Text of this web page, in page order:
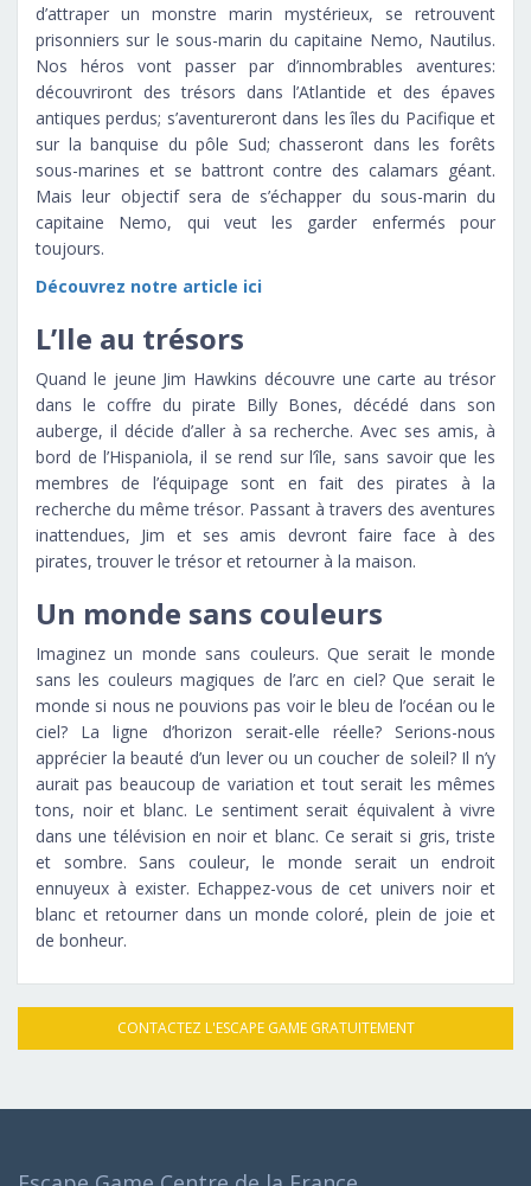
d’attraper un monstre marin mystérieux, se retrouvent
prisonniers sur le sous-marin du capitaine Nemo, Nautilus.
Nos héros vont passer par d’innombrables aventures:
découvriront des trésors dans l’Atlantide et des épaves
antiques perdus; s’aventureront dans les îles du Pacifique et
sur la banquise du pôle Sud; chasseront dans les forêts
sous-marines et se battront contre des calamars géant.
Mais leur objectif sera de s’échapper du sous-marin du
capitaine Nemo, qui veut les garder enfermés pour
toujours.
Découvrez notre article ici
L’Ile au trésors
Quand le jeune Jim Hawkins découvre une carte au trésor
dans le coffre du pirate Billy Bones, décédé dans son
auberge, il décide d’aller à sa recherche. Avec ses amis, à
bord de l’Hispaniola, il se rend sur l’île, sans savoir que les
membres de l’équipage sont en fait des pirates à la
recherche du même trésor. Passant à travers des aventures
inattendues, Jim et ses amis devront faire face à des
pirates, trouver le trésor et retourner à la maison.
Un monde sans couleurs
Imaginez un monde sans couleurs. Que serait le monde
sans les couleurs magiques de l’arc en ciel? Que serait le
monde si nous ne pouvions pas voir le bleu de l’océan ou le
ciel? La ligne d’horizon serait-elle réelle? Serions-nous
apprécier la beauté d’un lever ou un coucher de soleil? Il n’y
aurait pas beaucoup de variation et tout serait les mêmes
tons, noir et blanc. Le sentiment serait équivalent à vivre
dans une télévision en noir et blanc. Ce serait si gris, triste
et sombre. Sans couleur, le monde serait un endroit
ennuyeux à exister. Echappez-vous de cet univers noir et
blanc et retourner dans un monde coloré, plein de joie et
de bonheur.
CONTACTEZ L'ESCAPE GAME GRATUITEMENT